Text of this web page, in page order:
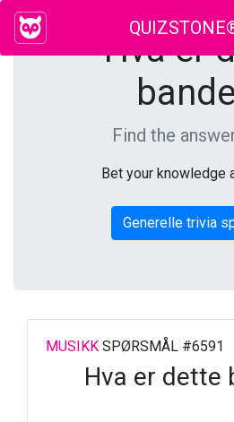
Hva er
Find the
Bet your knowledge
Generelle trivia
MUSIKK SPØRSMÅL #6591
Hva er dette